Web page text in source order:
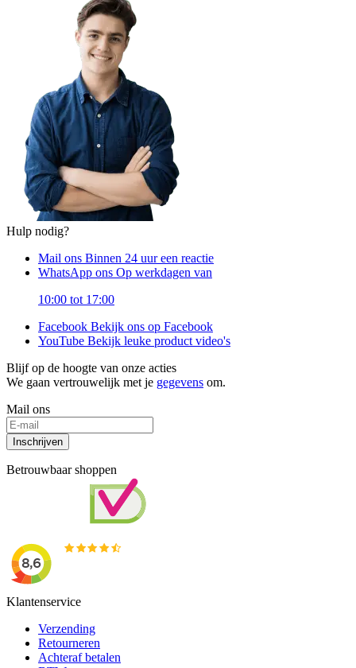
Hulp nodig?
Mail ons Binnen 24 uur een reactie
WhatsApp ons Op werkdagen van
10:00 tot 17:00
Facebook Bekijk ons op Facebook
YouTube Bekijk leuke product video's
Blijf op de hoogte van onze acties
We gaan vertrouwelijk met je gegevens om.
Mail ons
Inschrijven
Betrouwbaar shoppen
Klantenservice
Verzending
Retourneren
Achteraf betalen